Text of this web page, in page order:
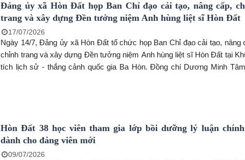
Đảng ủy xã Hòn Đất họp Ban Chỉ đạo cải tạo, nâng cấp,
trang và xây dựng Đền tưởng niệm Anh hùng liệt sĩ Hòn Đất
17/07/2026
Ngày 14/7, Đảng ủy xã Hòn Đất tổ chức họp Ban Chỉ đạo cải tạo, nâng
chỉnh trang và xây dựng Đền tưởng niệm Anh hùng liệt sĩ Hòn Đất tại
tích lịch sử - thắng cảnh quốc gia Ba Hòn. Đồng chí Dương Minh
hành chính công, Trung tâm Dịch vụ tổng hợp xã, Ban Chỉ huy quân
Công an xã.
Hòn Đất 38 học viên tham gia lớp bồi dưỡng lý luận
dành cho đảng viên mới
09/07/2026